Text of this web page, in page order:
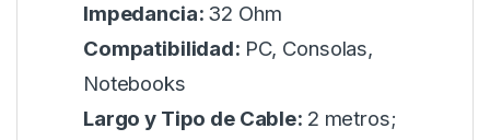
Impedancia: 32 Ohm
Compatibilidad: PC, Consolas,
Notebooks
Largo y Tipo de Cable: 2 metros;